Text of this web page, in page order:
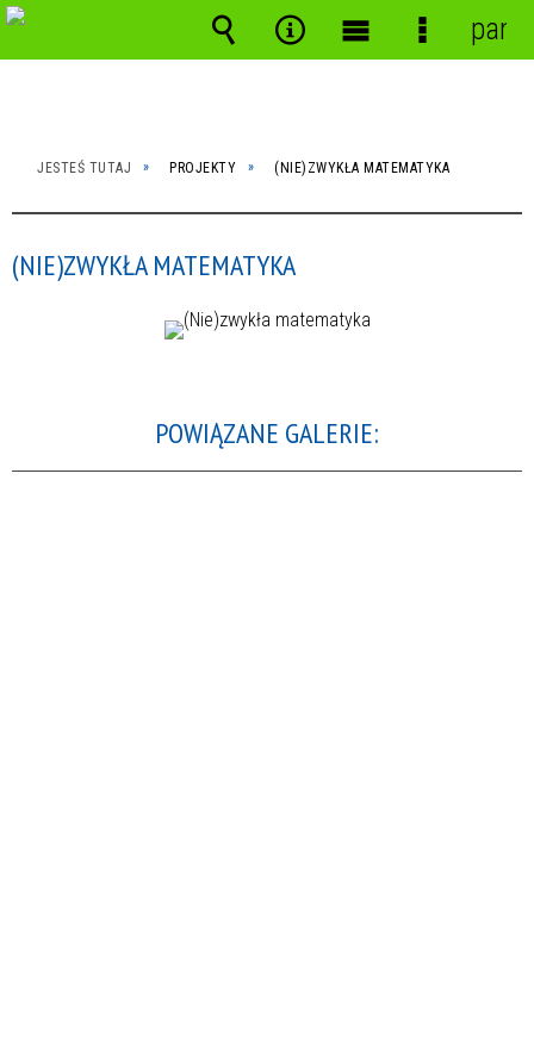
JESTEŚ TUTAJ PROJEKTY (NIE)ZWYKŁA MATEMATYKA
(NIE)ZWYKŁA MATEMATYKA
POWIĄZANE GALERIE:
Wyszukiwarka
Narzędzia
MenuMenu
panel